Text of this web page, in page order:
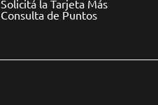
Solicitá la Tarjeta Más
Consulta de Puntos